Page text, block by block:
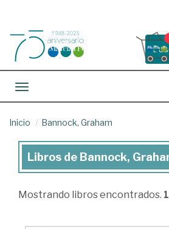
Toggle navigation
Inicio Bannock, Graham
Libros
Bannock,
Libros de Bannock,
Mostrando libros encontrados. 1